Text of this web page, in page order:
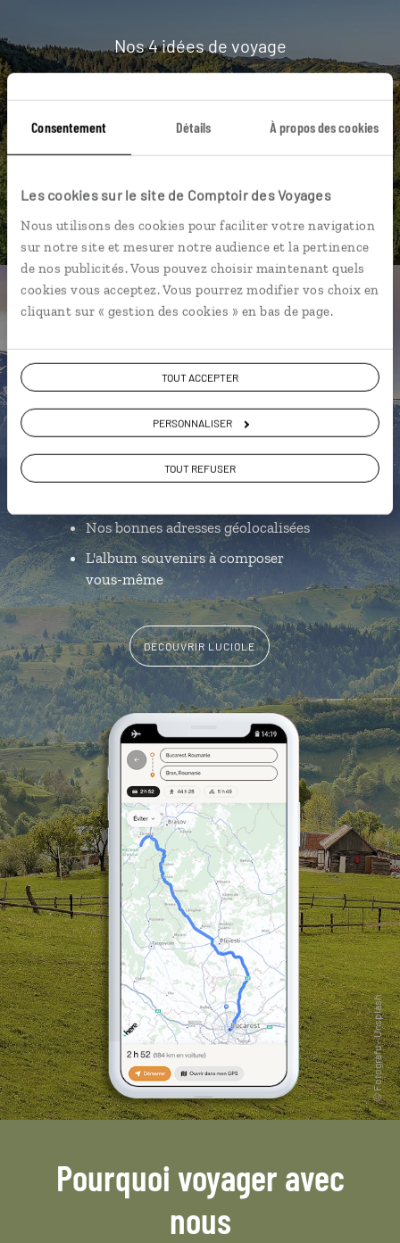
Consentement Détails À propos des cookies
Les cookies sur le site de Comptoir des Voyages
Nous utilisons des cookies pour faciliter votre navigation
sur notre site et mesurer notre audience et la pertinence
de nos publicités. Vous pouvez choisir maintenant quels
cookies vous acceptez. Vous pourrez modifier vos choix en
cliquant sur « gestion des cookies » en bas de page.
TOUT ACCEPTER
PERSONNALISER
TOUT REFUSER
avec, chaque jour, de village en village, un
ravissement. Que dire de plus que nous
recommandons mille fois Comptoir des voyages et
Loanne.
Nos 4 idées de voyage
Roumanie
DÉCOUVRIR
Luciole,
l'appli qui vous guide en
L’itinéraire vers votre pension en 1
Notre sélection des plus beaux
Nos bonnes adresses géolocalisées
L'album souvenirs à composer
vous-même
DÉCOUVRIR LUCIOLE
Pourquoi voyager avec
nous